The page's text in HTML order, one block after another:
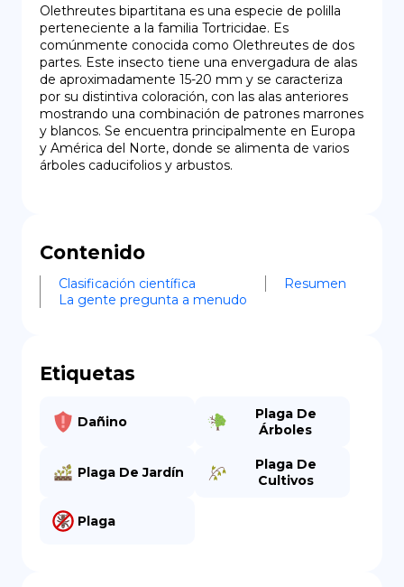
Olethreutes bipartitana es una especie de polilla
perteneciente a la familia Tortricidae. Es
comúnmente conocida como Olethreutes de dos
partes. Este insecto tiene una envergadura de alas
de aproximadamente 15-20 mm y se caracteriza
por su distintiva coloración, con las alas anteriores
mostrando una combinación de patrones marrones
y blancos. Se encuentra principalmente en Europa
y América del Norte, donde se alimenta de varios
árboles caducifolios y arbustos.
Contenido
Clasificación científica
Resumen
La gente pregunta a menudo
Etiquetas
Dañino
Plaga De
Árboles
Plaga De Jardín
Plaga De
Cultivos
Plaga